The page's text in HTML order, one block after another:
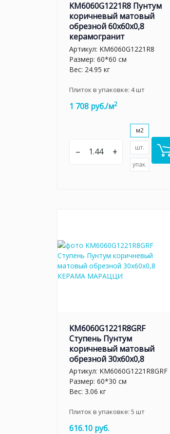
KM6060G1221R8 Пунтум
коричневый матовый
обрезной 60x60x0,8
керамогранит
Артикул: KM6060G1221R8
Размер: 60*60 см
Вес: 24.95 кг
Плиток в упаковке: 4шт
1 708 руб./м2
– +
м2
шт.
упак.
KM6060G1221R8GRF
Ступень Пунтум
коричневый матовый
обрезной 30x60x0,8
Артикул: KM6060G1221R8GRF
Размер: 60*30 см
Вес: 3.06 кг
Плиток в упаковке: 5 шт
616.10 руб.